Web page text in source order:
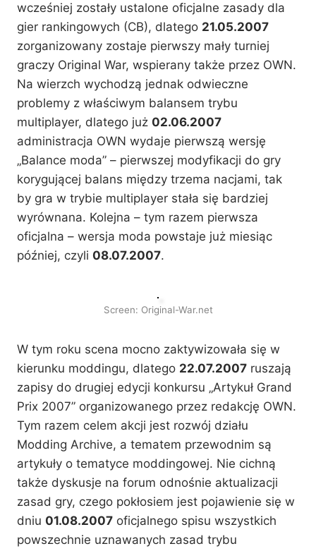
wcześniej zostały ustalone oficjalne zasady dla
gier rankingowych (CB), dlatego 21.05.2007
zorganizowany zostaje pierwszy mały turniej
graczy Original War, wspierany także przez OWN.
Na wierzch wychodzą jednak odwieczne
problemy z właściwym balansem trybu
multiplayer, dlatego już 02.06.2007
administracja OWN wydaje pierwszą wersję
„Balance moda” – pierwszej modyfikacji do gry
korygującej balans między trzema nacjami, tak
by gra w trybie multiplayer stała się bardziej
wyrównana. Kolejna – tym razem pierwsza
oficjalna – wersja moda powstaje już miesiąc
później, czyli 08.07.2007.
Screen: Original-War.net
W tym roku scena mocno zaktywizowała się w
kierunku moddingu, dlatego 22.07.2007 ruszają
zapisy do drugiej edycji konkursu „Artykuł Grand
Prix 2007” organizowanego przez redakcję OWN.
Tym razem celem akcji jest rozwój działu
Modding Archive, a tematem przewodnim są
artykuły o tematyce moddingowej. Nie cichną
także dyskusje na forum odnośnie aktualizacji
zasad gry, czego pokłosiem jest pojawienie się w
dniu 01.08.2007 oficjalnego spisu wszystkich
powszechnie uznawanych zasad trybu